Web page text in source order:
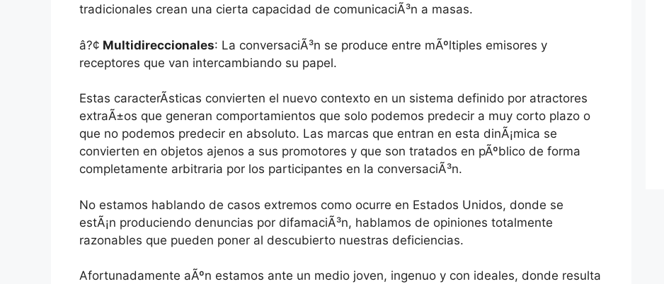
tradicionales crean una cierta capacidad de comunicaciÃ³n a masas.
â?¢ Multidireccionales: La conversaciÃ³n se produce entre mÃºltiples emisores y
receptores que van intercambiando su papel.
Estas caracterÃ­sticas convierten el nuevo contexto en un sistema definido por atractores
extraÃ±os que generan comportamientos que solo podemos predecir a muy corto plazo o
que no podemos predecir en absoluto. Las marcas que entran en esta dinÃ¡mica se
convierten en objetos ajenos a sus promotores y que son tratados en pÃºblico de forma
completamente arbitraria por los participantes en la conversaciÃ³n.
No estamos hablando de casos extremos como ocurre en Estados Unidos, donde se
estÃ¡n produciendo denuncias por difamaciÃ³n, hablamos de opiniones totalmente
razonables que pueden poner al descubierto nuestras deficiencias.
Afortunadamente aÃºn estamos ante un medio joven, ingenuo y con ideales, donde resulta